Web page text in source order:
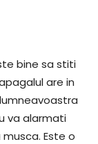
bine sa stiti
are in
va alarmati
Este o